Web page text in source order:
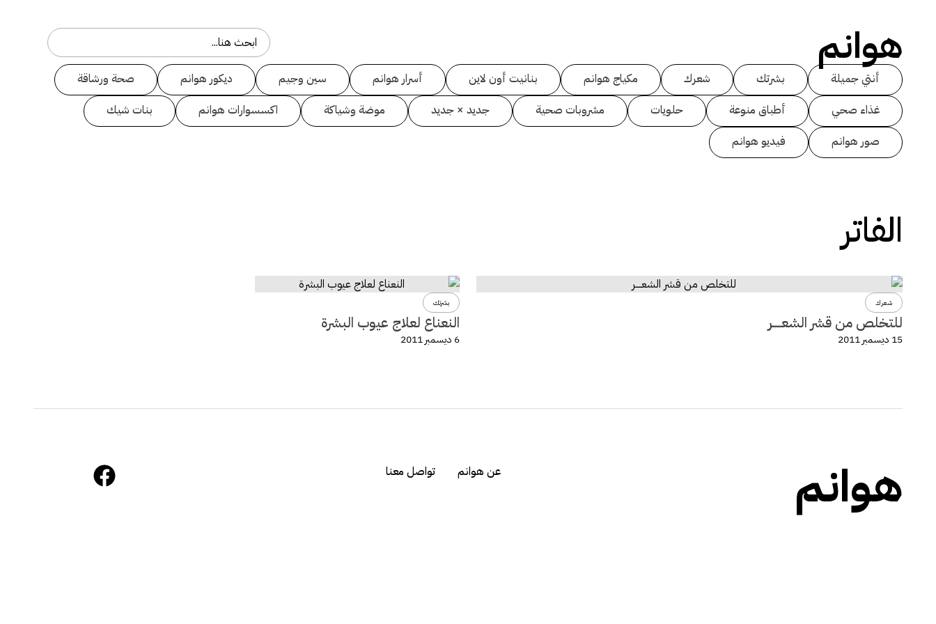
هوانم
أنتي جميلة بشرتك شعرك مكياج هوانم بنانيت أون لاين أسرار هوانم سين وجيم ديكور هوانم
صحة ورشاقة
غذاء صحي
أطباق منوعة حلويات مشروبات صحية جديد × جديد موضة وشياكة اكسسوارات هوانم
بنات شيك
صور هوانم
فيديو هوانم
الفاتر
شعرك
للتخلص من قشر الشعــــر
15 ديسمبر 2011
بشرتك
النعناع لعلاج عيوب البشرة
6 ديسمبر 2011
هوانم عن هوانم تواصل معنا